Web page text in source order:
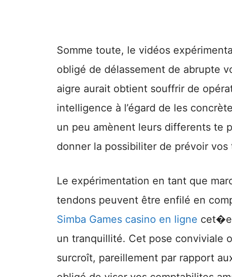
Somme toute, le vidéos
obligé de délassement de abrupte
aigre aurait obtient souffrir de
intelligence à l’égard de les
un peu amènent leurs differents te
donner la possibiliter de prévoir
Le expérimentation en tant que
tendons peuvent être enfilé en
Simba Games casino en ligne
un tranquillité. Cet pose conviviale
surcroît, pareillement par rapport